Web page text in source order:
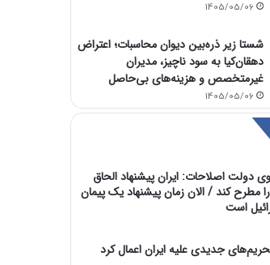
1405/05/06
شستا زیر ذره‌بین دیوان محاسبات؛ اعتراض
دهقان‌کیا به سود ناچیز، مدیران
غیرمتخصص و هزینه‌های بی‌حاصل
1405/05/06
دولت اصلاحات: ایران پیشنهاد الحاق
مطرح کند / الان زمان پیشنهاد یک پیمان
است
جدیدی علیه ایران اعمال کرد